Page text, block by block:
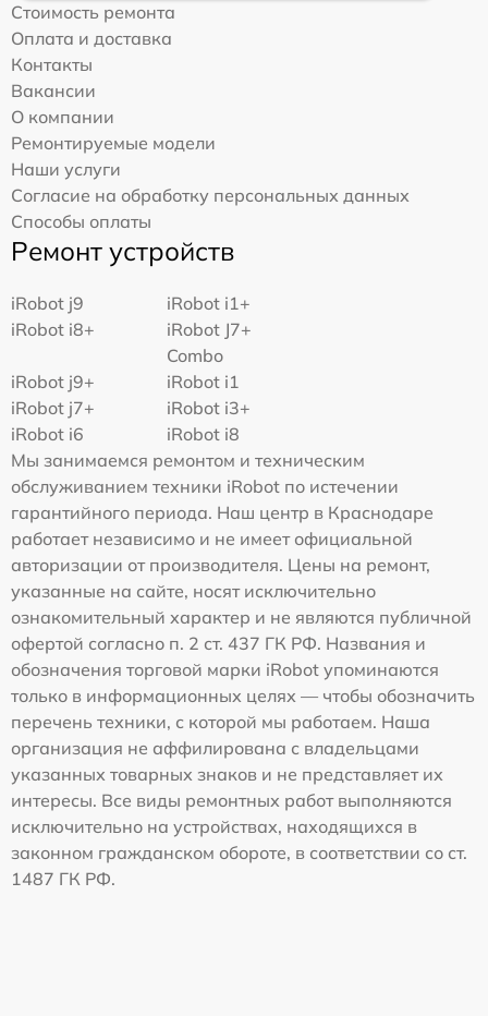
Стоимость ремонта
Оплата и доставка
Контакты
Вакансии
О компании
Ремонтируемые модели
Наши услуги
Согласие на обработку персональных данных
Способы оплаты
Ремонт устройств
iRobot j9
iRobot i1+
iRobot i8+
iRobot J7+
Combo
iRobot j9+
iRobot i1
iRobot j7+
iRobot i3+
iRobot i6
iRobot i8
Мы занимаемся ремонтом и техническим
обслуживанием техники iRobot по истечении
гарантийного периода. Наш центр в Краснодаре
работает независимо и не имеет официальной
авторизации от производителя. Цены на ремонт,
указанные на сайте, носят исключительно
ознакомительный характер и не являются публичной
офертой согласно п. 2 ст. 437 ГК РФ. Названия и
обозначения торговой марки iRobot упоминаются
только в информационных целях — чтобы обозначить
перечень техники, с которой мы работаем. Наша
организация не аффилирована с владельцами
указанных товарных знаков и не представляет их
интересы. Все виды ремонтных работ выполняются
исключительно на устройствах, находящихся в
законном гражданском обороте, в соответствии со ст.
1487 ГК РФ.